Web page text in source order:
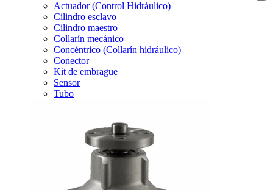
Actuador (Control Hidráulico)
Cilindro esclavo
Cilindro maestro
Collarín mecánico
Concéntrico (Collarín hidráulico)
Conector
Kit de embrague
Sensor
Tubo